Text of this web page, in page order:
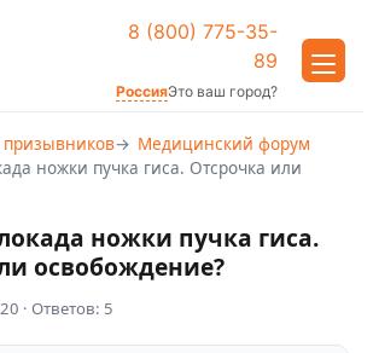
8 (800) 775-35-
89
РоссияЭто ваш город?
Медицинский форум
ножки пучка гиса. Отсрочка или
ножки пучка гиса.
освобождение?
· Ответов: 5